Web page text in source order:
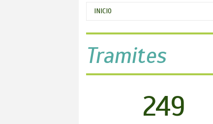
Se
encuentra
usted
aquí
INICIO
Tramites
249